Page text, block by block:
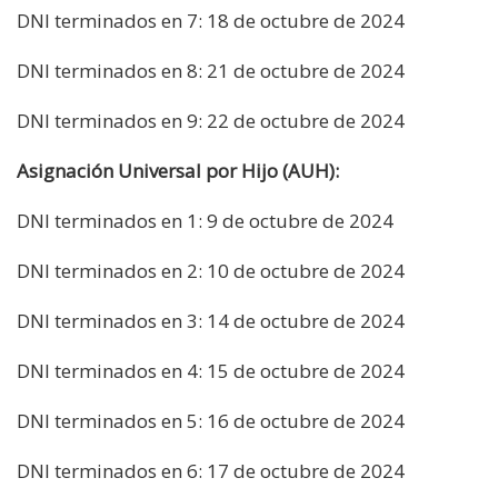
DNI terminados en 7: 18 de octubre de 2024
DNI terminados en 8: 21 de octubre de 2024
DNI terminados en 9: 22 de octubre de 2024
Asignación Universal por Hijo (AUH):
DNI terminados en 1: 9 de octubre de 2024
DNI terminados en 2: 10 de octubre de 2024
DNI terminados en 3: 14 de octubre de 2024
DNI terminados en 4: 15 de octubre de 2024
DNI terminados en 5: 16 de octubre de 2024
DNI terminados en 6: 17 de octubre de 2024